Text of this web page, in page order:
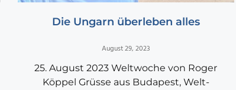
Die Ungarn überleben alles
August 29, 2023
25. August 2023 Weltwoche von Roger
Köppel Grüsse aus Budapest, Welt-